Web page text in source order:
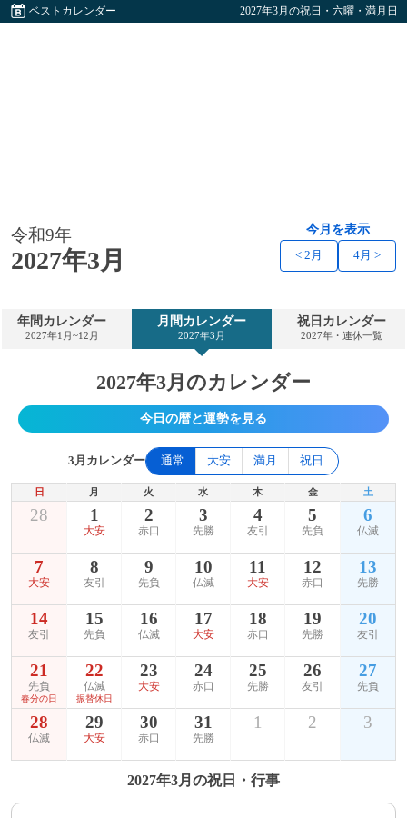
ベストカレンダー 2027年3月の祝日・六曜・満月日
令和9年
2027年3月
今月を表示
< 2月 4月 >
年間カレンダー
2027年1月~12月
月間カレンダー
2027年3月
祝日カレンダー
2027年・連休一覧
2027年3月のカレンダー
今日の暦と運勢を見る
3月カレンダー 通常 大安 満月 祝日
日 月 火 水 木 金 土
28 1
大安
2
赤口
3
先勝
4
友引
5
先負
6
仏滅
7
大安
8
友引
9
先負
10
仏滅
11
大安
12
赤口
13
先勝
14
友引
15
先負
16
仏滅
17
大安
18
赤口
19
先勝
20
友引
21
先負
春分の日
22
仏滅
振替休日
23
大安
24
赤口
25
先勝
26
友引
27
先負
28
仏滅
29
大安
30
赤口
31
先勝
1 2 3
2027年3月の祝日・行事